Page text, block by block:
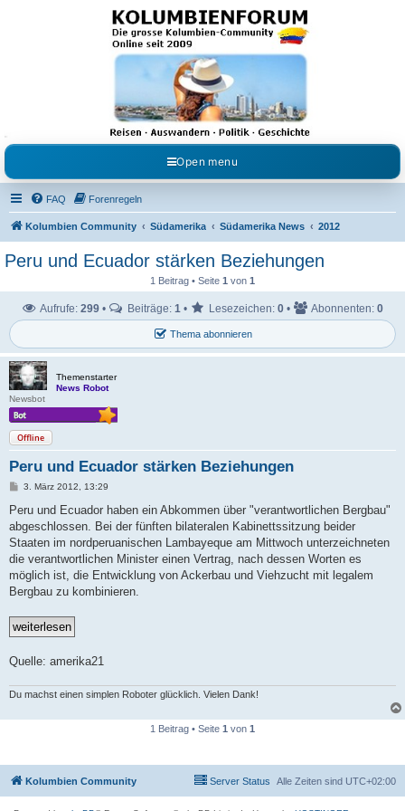
Kolumbienforum - Das
grosse Forum der
Freunde Kolumbiens
Reisen, Auswandern, Kultur, Politik, Geschichte und Visum in Kolumbien und Venezuela.
Austausch, Erfahrungen und Gemeinschaft im Kolumbienforum
Open menu
FAQ Forenregeln
Kolumbien Community Südamerika Südamerika News 2012
Peru und Ecuador stärken Beziehungen
1 Beitrag • Seite 1 von 1
Thema abonnieren
Aufrufe: 299 • Beiträge: 1 • Lesezeichen: 0 • Abonnenten: 0
Themenstarter
News Robot
Newsbot
Offline
Peru und Ecuador stärken Beziehungen
B
i
r
a
3. März 2012, 13:29
Peru und Ecuador haben ein Abkommen über "verantwortlichen Bergbau"
abgeschlossen. Bei der fünften bilateralen Kabinettssitzung beider
Staaten im nordperuanischen Lambayeque am Mittwoch unterzeichneten
die verantwortlichen Minister einen Vertrag, nach dessen Worten es
möglich ist, die Entwicklung von Ackerbau und Viehzucht mit legalem
Bergbau zu kombinieren.
Quelle: amerika21
Du machst einen simplen Roboter glücklich. Vielen Dank!
1 Beitrag • Seite 1 von 1
Kolumbien Community Alle Zeiten sind UTC+02:00
Server Status